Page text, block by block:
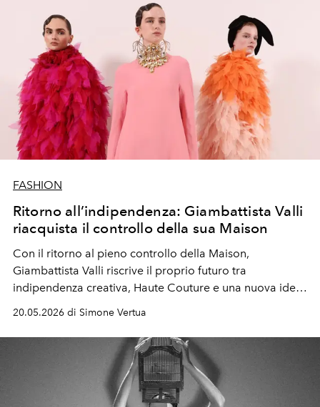
FASHION
Ritorno all’indipendenza: Giambattista Valli
riacquista il controllo della sua Maison
Con il ritorno al pieno controllo della Maison,
Giambattista Valli riscrive il proprio futuro tra
indipendenza creativa, Haute Couture e una nuova idea
di lusso lontana dalle logiche dei grandi conglomerati.
20.05.2026 di Simone Vertua